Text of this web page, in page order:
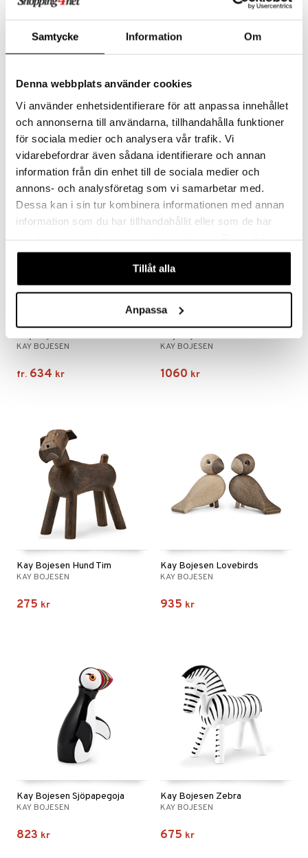
Samtycke Information Om
Denna webbplats använder cookies
Vi använder enhetsidentifierare för att anpassa innehållet
och annonserna till användarna, tillhandahålla funktioner
för sociala medier och analysera vår trafik. Vi
vidarebefordrar även sådana identifierare och annan
information från din enhet till de sociala medier och
annons- och analysföretag som vi samarbetar med.
Dessa kan i sin tur kombinera informationen med annan
information som du har tillhandahållit eller som de har
våra cookies vid fortsatt användande av vår webbplats.
Tillåt alla
Anpassa
Kay Bojesen Elefant Liten
KAY BOJESEN
1299 kr
Kay Bojesen Flodhäst
KAY BOJESEN
890 kr
KAY BOJESEN
fr. 634 kr
KAY BOJESEN
1060 kr
Kay Bojesen Hund Tim
KAY BOJESEN
275 kr
Kay Bojesen Lovebirds
KAY BOJESEN
935 kr
Kay Bojesen Sjöpapegoja
KAY BOJESEN
823 kr
Kay Bojesen Zebra
KAY BOJESEN
675 kr